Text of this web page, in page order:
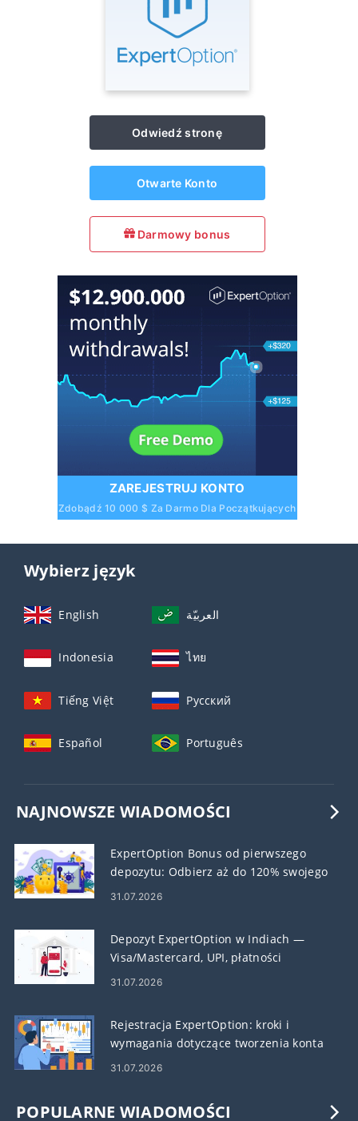
Odwiedź stronę
Otwarte Konto
Darmowy bonus
ZAREJESTRUJ KONTO
Zdobądź 10 000 $ Za Darmo Dla Początkujących
Wybierz język
English العربيّة
Indonesia ไทย
Tiếng Việt Русский
Español Português
NAJNOWSZE WIADOMOŚCI
ExpertOption Bonus od pierwszego
depozytu: Odbierz aż do 120% swojego
depozytu
31.07.2026
Depozyt ExpertOption w Indiach —
Visa/Mastercard, UPI, płatności
elektroniczne i kryptowaluty
31.07.2026
Rejestracja ExpertOption: kroki i
wymagania dotyczące tworzenia konta
31.07.2026
POPULARNE WIADOMOŚCI